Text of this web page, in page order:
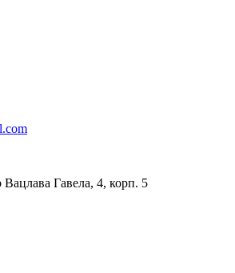
Вацлава Гавела, 4, корп. 5